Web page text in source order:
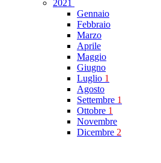
2021
Gennaio
Febbraio
Marzo
Aprile
Maggio
Giugno
Luglio 1
Agosto
Settembre 1
Ottobre 1
Novembre
Dicembre 2